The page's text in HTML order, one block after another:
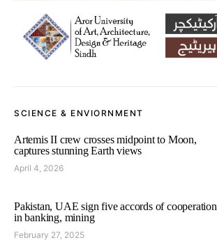
SCIENCE & ENVIORNMENT
Artemis II crew crosses midpoint to Moon,
captures stunning Earth views
April 4, 2026
Pakistan, UAE sign five accords of cooperation
in banking, mining
February 27, 2025